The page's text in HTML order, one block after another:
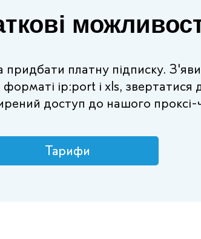
платну підписку.
форматі ip:port і xls, звертатися
доступ до нашого проксі-
Тарифи